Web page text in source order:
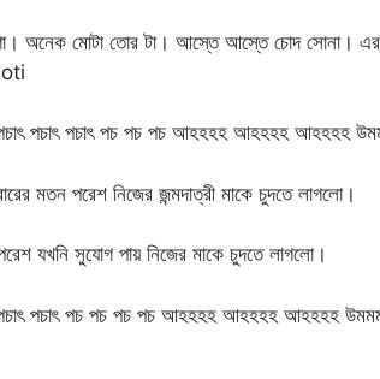
অনেক মোটা তোর টা। আস্তে আস্তে চোদ সোনা।
পচাৎ পচাৎ পচাৎ পচ পচ পচ আহহহহ আহহহহ আহহহহ
মতন পরেশ নিজের জন্মদাত্রী মাকে চুদতে লাগলো।
যখনি সুযোগ পায় নিজের মাকে চুদতে লাগলো।
পচাৎ পচাৎ পচ পচ পচ পচ আহহহহ আহহহহ আহহহহ